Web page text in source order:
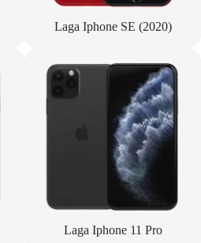
Laga Iphone SE (2020)
Laga Iphone 11 Pro